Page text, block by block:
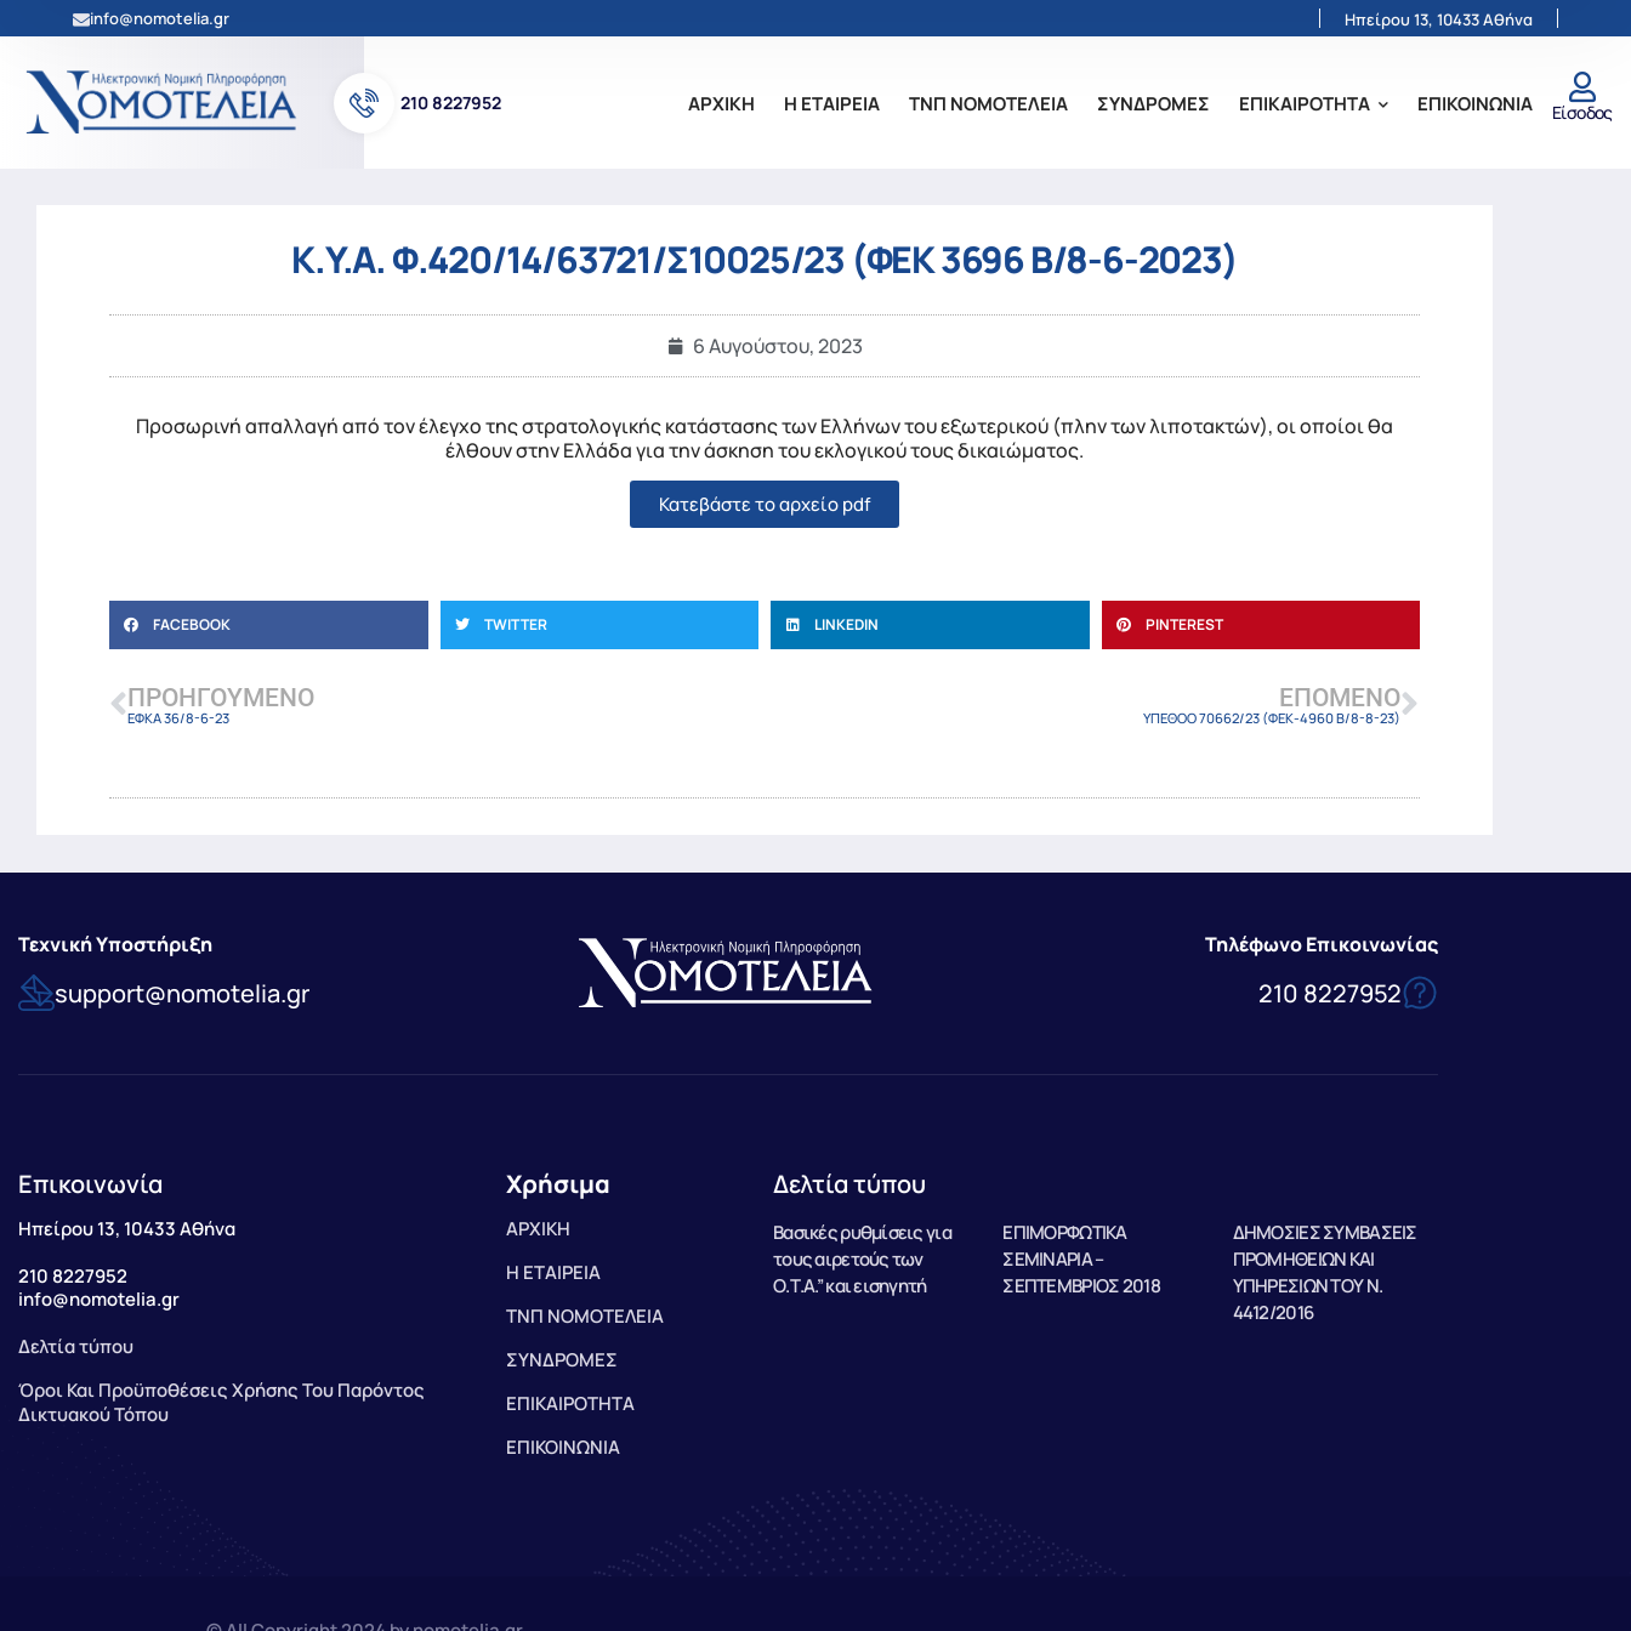
info@nomotelia.gr Ηπείρου 13, 10433 Αθήνα
210 8227952 ΑΡΧΙΚΗ Η ΕΤΑΙΡΕΙΑ ΤΝΠ ΝΟΜΟΤΕΛΕΙΑ ΣΥΝΔΡΟΜΕΣ ΕΠΙΚΑΙΡΟΤΗΤΑ ΕΠΙΚΟΙΝΩΝΙΑ Είσοδος
K.Y.A. Φ.420/14/63721/Σ10025/23 (ΦΕΚ 3696 Β/8-6-2023)
6 Αυγούστου, 2023
Προσωρινή απαλλαγή από τον έλεγχο της στρατολογικής κατάστασης των Ελλήνων του εξωτερικού (πλην των λιποτακτών), οι οποίοι θα
έλθουν στην Ελλάδα για την άσκηση του εκλογικού τους δικαιώματος.
Κατεβάστε το αρχείο pdf
FACEBOOK TWITTER LINKEDIN PINTEREST
ΠΡΟΗΓΟΎΜΕΝΟ
ΕΦΚΑ 36/8-6-23
ΕΠΌΜΕΝΟ
ΥΠΕΘΟΟ 70662/23 (ΦΕΚ-4960 Β/8-8-23)
Τεχνική Υποστήριξη
support@nomotelia.gr
Τηλέφωνο Επικοινωνίας
210 8227952
Επικοινωνία
Ηπείρου 13, 10433 Αθήνα
210 8227952
info@nomotelia.gr
Δελτία τύπου
Όροι Και Προϋποθέσεις Χρήσης Του Παρόντος
Δικτυακού Τόπου
Χρήσιμα
ΑΡΧΙΚΗ
Η ΕΤΑΙΡΕΙΑ
ΤΝΠ ΝΟΜΟΤΕΛΕΙΑ
ΣΥΝΔΡΟΜΕΣ
ΕΠΙΚΑΙΡΟΤΗΤΑ
ΕΠΙΚΟΙΝΩΝΙΑ
Δελτία τύπου
Βασικές ρυθμίσεις για
τους αιρετούς των
Ο.Τ.Α.” και εισηγητή
ΕΠΙΜΟΡΦΩΤΙΚΑ
ΣΕΜΙΝΑΡΙΑ –
ΣΕΠΤΕΜΒΡΙΟΣ 2018
ΔΗΜΟΣΙΕΣ ΣΥΜΒΑΣΕΙΣ
ΠΡΟΜΗΘΕΙΩΝ ΚΑΙ
ΥΠΗΡΕΣΙΩΝ ΤΟΥ Ν.
4412/2016